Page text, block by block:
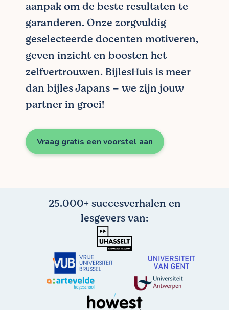
aanpak om de beste resultaten te
garanderen. Onze zorgvuldig
geselecteerde docenten motiveren,
geven inzicht en boosten het
zelfvertrouwen. BijlesHuis is meer
dan bijles Japans – we zijn jouw
partner in groei!
Vraag gratis een voorstel aan
25.000+ succesverhalen en
lesgevers van: